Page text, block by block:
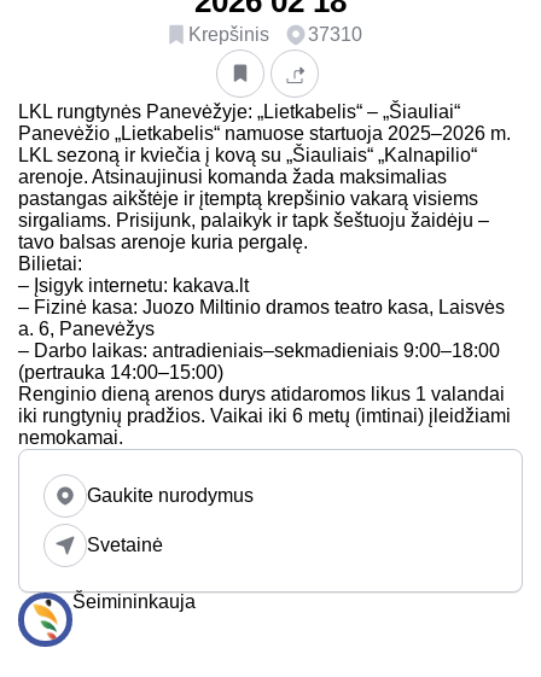
Krepšinis 37310
LKL rungtynės Panevėžyje: „Lietkabelis“ – „Šiauliai“
Panevėžio „Lietkabelis“ namuose startuoja 2025–2026 m.
LKL sezoną ir kviečia į kovą su „Šiauliais“ „Kalnapilio“
arenoje. Atsinaujinusi komanda žada maksimalias
pastangas aikštėje ir įtemptą krepšinio vakarą visiems
sirgaliams. Prisijunk, palaikyk ir tapk šeštuoju žaidėju –
tavo balsas arenoje kuria pergalę.
Bilietai:
– Įsigyk internetu: kakava.lt
– Fizinė kasa: Juozo Miltinio dramos teatro kasa, Laisvės
a. 6, Panevėžys
– Darbo laikas: antradieniais–sekmadieniais 9:00–18:00
(pertrauka 14:00–15:00)
Renginio dieną arenos durys atidaromos likus 1 valandai
iki rungtynių pradžios. Vaikai iki 6 metų (imtinai) įleidžiami
nemokamai.
Gaukite nurodymus
Svetainė
Šeimininkauja